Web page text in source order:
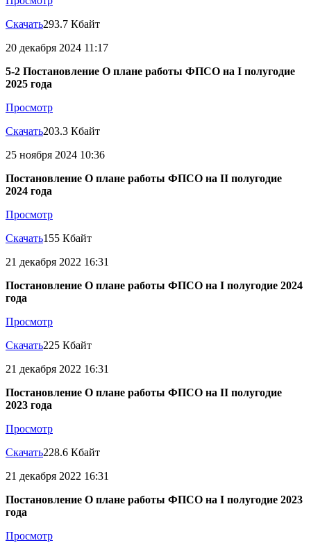
Скачать293.7 Кбайт
20 декабря 2024 11:17
5-2 Постановление О плане работы ФПСО на I полугодие
2025 года
Просмотр
Скачать203.3 Кбайт
25 ноября 2024 10:36
Постановление О плане работы ФПСО на II полугодие
2024 года
Просмотр
Скачать155 Кбайт
21 декабря 2022 16:31
Постановление О плане работы ФПСО на I полугодие 2024
года
Просмотр
Скачать225 Кбайт
21 декабря 2022 16:31
Постановление О плане работы ФПСО на II полугодие
2023 года
Просмотр
Скачать228.6 Кбайт
21 декабря 2022 16:31
Постановление О плане работы ФПСО на I полугодие 2023
года
Просмотр